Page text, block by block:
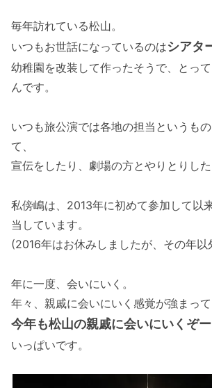
毎年訪れている松山。
いつもお世話になっているのはシアタ
幼稚園を改装して作ったそうで、とっ
んです。
いつも旅公演では各地の担当というも
て、
宣伝をしたり、劇場の方とやりとりした
私傍嶋は、2013年に初めて参加して以
当しています。
(2016年はお休みしましたが、その年以
年に一度、会いにいく。
年々、親戚に会いにいく感覚が強まって
今年も松山の親戚に会いにいくぞー
いっぱいです。